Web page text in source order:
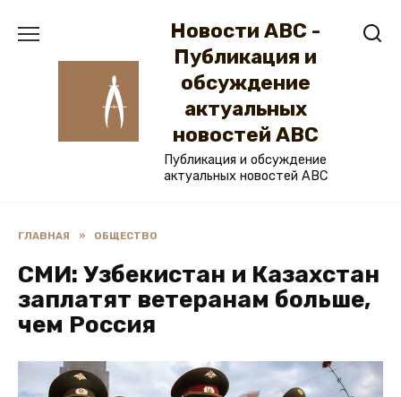
Новости ABC -
Публикация и
обсуждение
актуальных
новостей ABC
Публикация и обсуждение
актуальных новостей ABC
ГЛАВНАЯ » ОБЩЕСТВО
СМИ: Узбекистан и Казахстан
заплатят ветеранам больше,
чем Россия